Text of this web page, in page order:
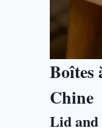
Boîtes
Chine
Lid and